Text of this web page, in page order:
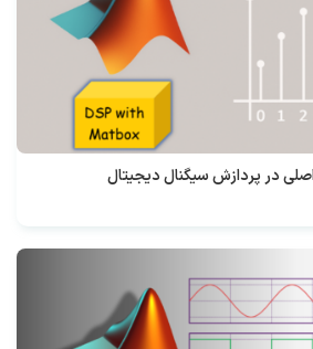
در پردازش سیگنال دیجیتال